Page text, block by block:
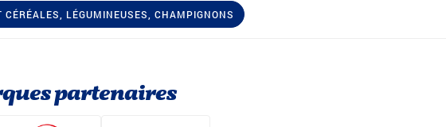
CÉRÉALES, LÉGUMINEUSES, CHAMPIGNONS
partenaires